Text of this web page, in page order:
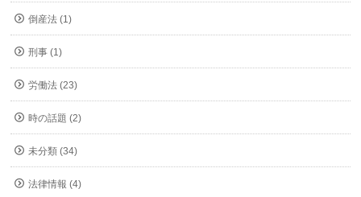
倒産法 (1)
刑事 (1)
労働法 (23)
時の話題 (2)
未分類 (34)
法律情報 (4)